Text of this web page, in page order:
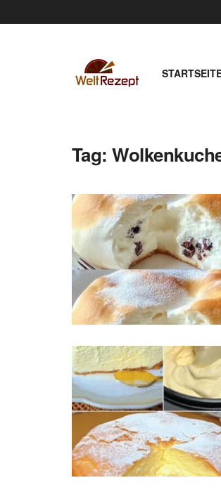
Tag: